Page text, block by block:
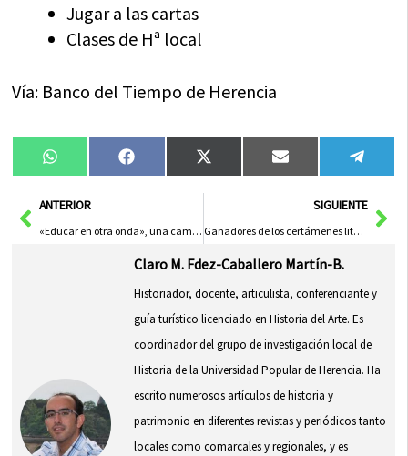
Jugar a las cartas
Clases de Hª local
Vía: Banco del Tiempo de Herencia
Compartir
en
WhatsAppCompartir
en
FacebookCompartir
en
X
(Twitter)
Compartir
en
Email
en
AntANTERIOR
«Educar en otra onda», una campaña antidroga de jóvenes y para jóvenes
SIGUIENTE
Ganadores de los certámenes literarios de la Semana del Libro de Herencia
Claro M. Fdez-Caballero Martín-B.
Historiador, docente, articulista, conferenciante y
guía turístico licenciado en Historia del Arte. Es
coordinador del grupo de investigación local de
Historia de la Universidad Popular de Herencia. Ha
escrito numerosos artículos de historia y
patrimonio en diferentes revistas y periódicos tanto
locales como comarcales y regionales, y es